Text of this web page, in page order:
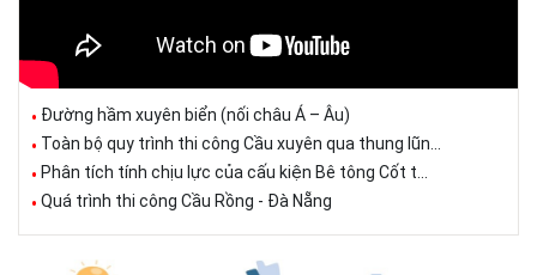
Đường hầm xuyên biển (nối châu Á – Âu)
Toàn bộ quy trình thi công Cầu xuyên qua thung lũn...
Phân tích tính chịu lực của cấu kiện Bê tông Cốt t...
Quá trình thi công Cầu Rồng - Đà Nẵng